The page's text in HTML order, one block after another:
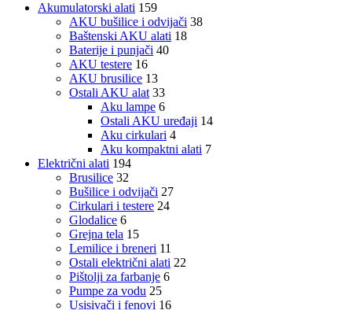
Akumulatorski alati 159
AKU bušilice i odvijači 38
Baštenski AKU alati 18
Baterije i punjači 40
AKU testere 16
AKU brusilice 13
Ostali AKU alat 33
Aku lampe 6
Ostali AKU uređaji 14
Aku cirkulari 4
Aku kompaktni alati 7
Električni alati 194
Brusilice 32
Bušilice i odvijači 27
Cirkulari i testere 24
Glodalice 6
Grejna tela 15
Lemilice i breneri 11
Ostali električni alati 22
Pištolji za farbanje 6
Pumpe za vodu 25
Usisivači i fenovi 16